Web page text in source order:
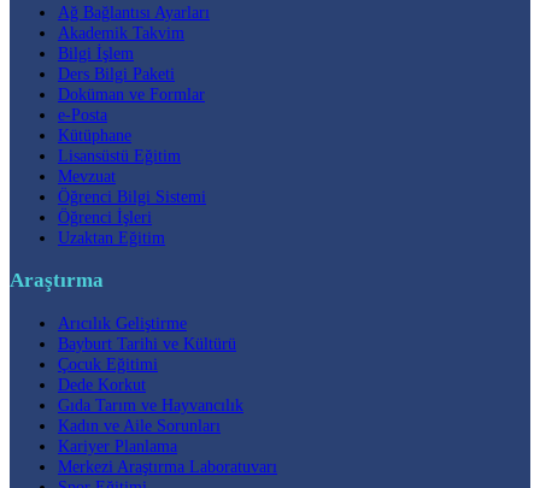
Ağ Bağlantısı Ayarları
Akademik Takvim
Bilgi İşlem
Ders Bilgi Paketi
Doküman ve Formlar
e-Posta
Kütüphane
Lisansüstü Eğitim
Mevzuat
Öğrenci Bilgi Sistemi
Öğrenci İşleri
Uzaktan Eğitim
Araştırma
Arıcılık Geliştirme
Bayburt Tarihi ve Kültürü
Çocuk Eğitimi
Dede Korkut
Gıda Tarım ve Hayvancılık
Kadın ve Aile Sorunları
Kariyer Planlama
Merkezi Araştırma Laboratuvarı